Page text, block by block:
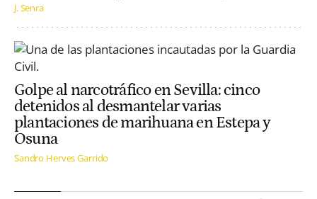
J. Senra
Golpe al narcotráfico en Sevilla: cinco
detenidos al desmantelar varias
plantaciones de marihuana en Estepa y
Osuna
Sandro Herves Garrido